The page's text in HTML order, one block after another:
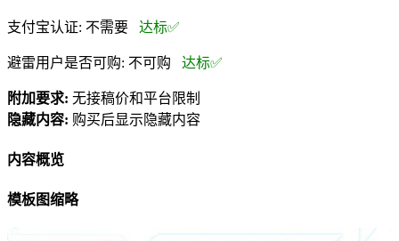
支付宝认证: 不需要 达标✅
避雷用户是否可购: 不可购 达标✅
附加要求: 无接稿价和平台限制
隐藏内容: 购买后显示隐藏内容
内容概览
模板图缩略